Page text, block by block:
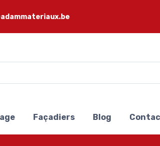
Façadiers Blog